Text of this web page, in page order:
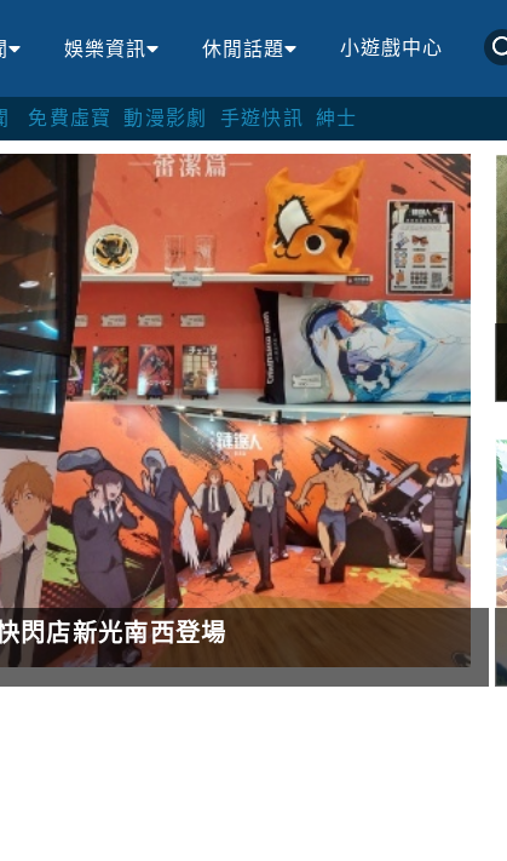
娛樂資訊 休閒話題 小遊戲中心
免費虛寶 動漫影劇 手遊快訊 紳士
閃店新光南西登場